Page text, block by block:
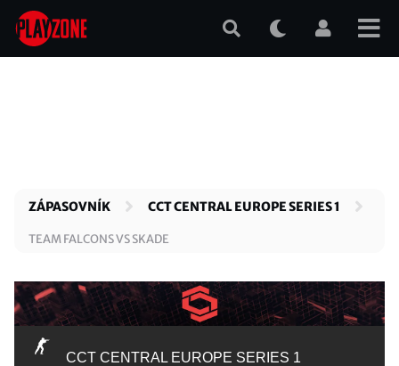
Přejít
hlavnímu
ZÁPASOVNÍK CCT CENTRAL EUROPE SERIES 1
TEAM FALCONS VS SKADE
CCT CENTRAL EUROPE SERIES 1